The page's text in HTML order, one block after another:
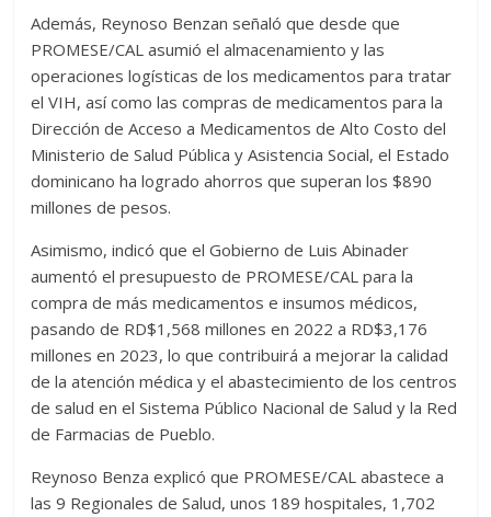
Además, Reynoso Benzan señaló que desde que
PROMESE/CAL asumió el almacenamiento y las
operaciones logísticas de los medicamentos para tratar
el VIH, así como las compras de medicamentos para la
Dirección de Acceso a Medicamentos de Alto Costo del
Ministerio de Salud Pública y Asistencia Social, el Estado
dominicano ha logrado ahorros que superan los $890
millones de pesos.
Asimismo, indicó que el Gobierno de Luis Abinader
aumentó el presupuesto de PROMESE/CAL para la
compra de más medicamentos e insumos médicos,
pasando de RD$1,568 millones en 2022 a RD$3,176
millones en 2023, lo que contribuirá a mejorar la calidad
de la atención médica y el abastecimiento de los centros
de salud en el Sistema Público Nacional de Salud y la Red
de Farmacias de Pueblo.
Reynoso Benza explicó que PROMESE/CAL abastece a
las 9 Regionales de Salud, unos 189 hospitales, 1,702